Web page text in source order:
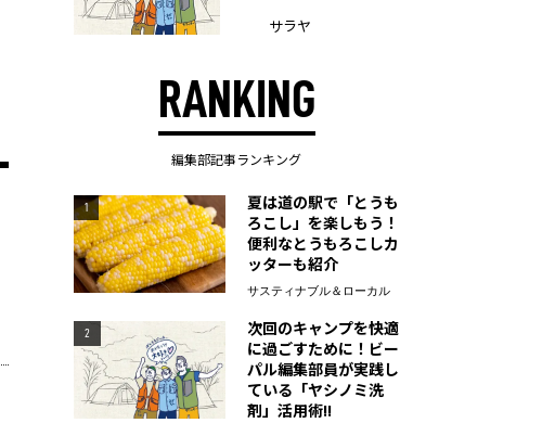
サラヤ
RANKING
編集部記事ランキング
1
夏は道の駅で「とうも
ろこし」を楽しもう！
便利なとうもろこしカ
ッターも紹介
サスティナブル＆ローカル
2
次回のキャンプを快適
に過ごすために！ビー
パル編集部員が実践し
ている「ヤシノミ洗
剤」活用術!!